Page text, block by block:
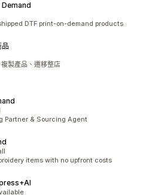
DTF print-on-demand products
製產品、遷移整店
Partner & Sourcing Agent
items with no upfront costs